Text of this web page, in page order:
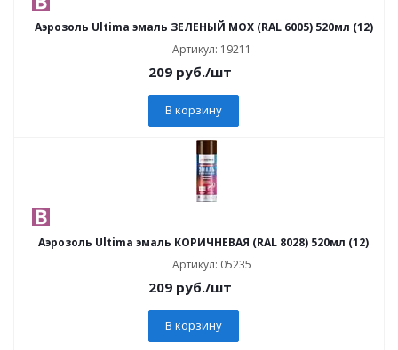
Аэрозоль Ultima эмаль ЗЕЛЕНЫЙ МОХ (RAL 6005) 520мл (12)
Артикул: 19211
209 руб./шт
В корзину
Аэрозоль Ultima эмаль КОРИЧНЕВАЯ (RAL 8028) 520мл (12)
Артикул: 05235
209 руб./шт
В корзину